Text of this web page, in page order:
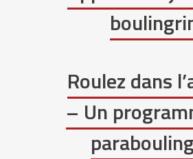
Roulez dans
– Un